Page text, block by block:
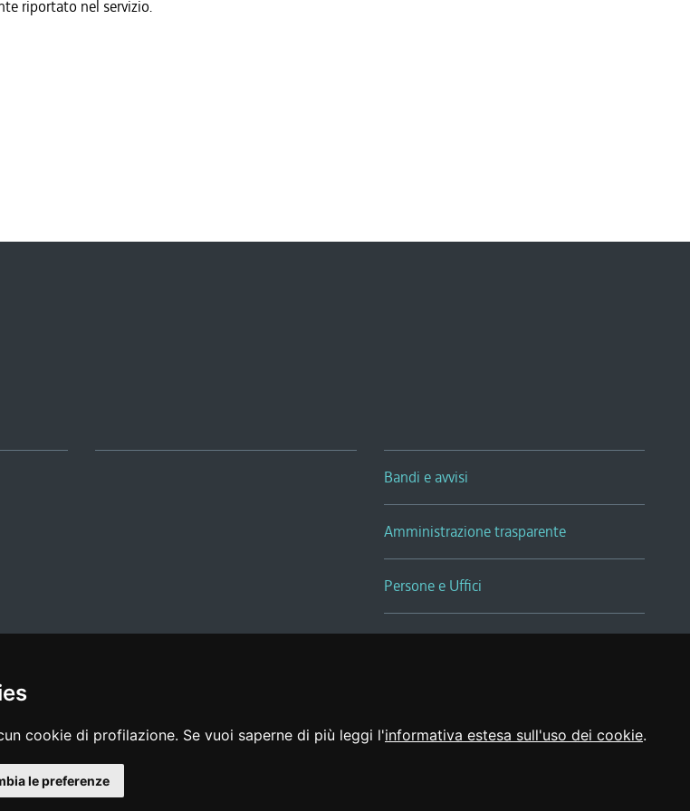
cookie di profilazione. Se vuoi saperne di più leggi l'informativa estesa sull'uso dei cookie.
le preferenze
riportato nel servizio.
Bandi e avvisi
Amministrazione trasparente
Persone e Uffici
Sala Tiziano Tessitori
di accessibilità | feedback
Realizzato da